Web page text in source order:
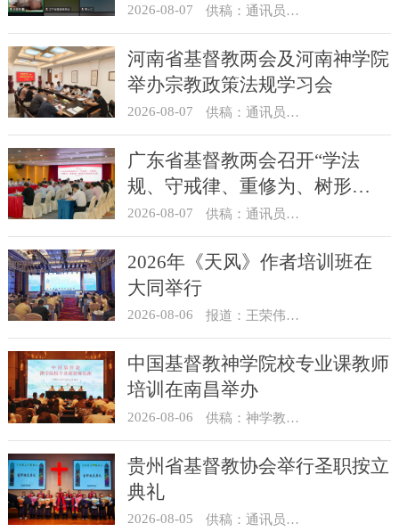
2026-08-07 供稿：通讯员 顾利民
河南省基督教两会及河南神学院
举办宗教政策法规学习会
2026-08-07 供稿：通讯员 靳新元
广东省基督教两会召开“学法
规、守戒律、重修为、树形
象”教育活动总结会议
2026-08-07 供稿：通讯员 汪浩
2026年《天风》作者培训班在
大同举行
2026-08-06 报道：王荣伟 摄影：冯谦
中国基督教神学院校专业课教师
培训在南昌举办
2026-08-06 供稿：神学教育部
贵州省基督教协会举行圣职按立
典礼
2026-08-05 供稿：通讯员 杨菁